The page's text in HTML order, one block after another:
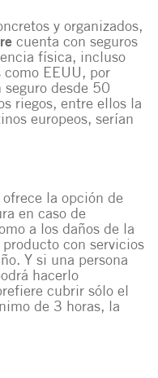
y organizados,
cuenta con seguros
física, incluso
como EEUU, por
desde 50
riegos, entre ellos la
europeos, serían
ofrece la opción de
en caso de
a los daños de la
con servicios
Y si una persona
hacerlo
cubrir sólo el
de 3 horas, la